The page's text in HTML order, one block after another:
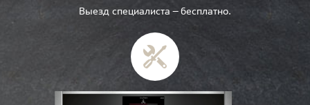
Выезд специалиста — бесплатно.